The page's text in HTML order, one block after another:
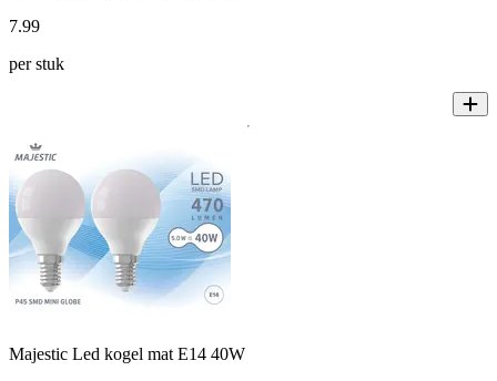
7.99
per stuk
Majestic Led kogel mat E14 40W